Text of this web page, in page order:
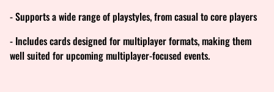
- Supports a wide range of playstyles, from casual to core players
- Includes cards designed for multiplayer formats, making them
well suited for upcoming multiplayer-focused events.